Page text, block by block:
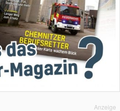
Anzeige